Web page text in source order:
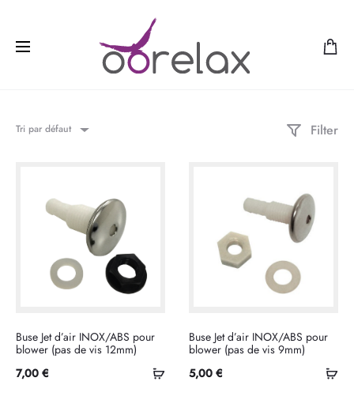
Tri par défaut Filter
Ajouter
Buse Jet d’air INOX/ABS pour
blower (pas de vis 12mm)
7,00 €
Buse Jet d’air INOX/ABS pour
blower (pas de vis 9mm)
5,00 €